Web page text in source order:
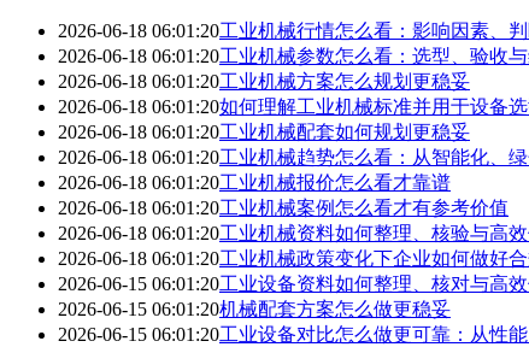
2026-06-18 06:01:20工业机械行情怎么看：影响因素、
2026-06-18 06:01:20工业机械参数怎么看：选型、验收
2026-06-18 06:01:20工业机械方案怎么规划更稳妥
2026-06-18 06:01:20如何理解工业机械标准并用于设备
2026-06-18 06:01:20工业机械配套如何规划更稳妥
2026-06-18 06:01:20工业机械趋势怎么看：从智能化、
2026-06-18 06:01:20工业机械报价怎么看才靠谱
2026-06-18 06:01:20工业机械案例怎么看才有参考价值
2026-06-18 06:01:20工业机械资料如何整理、核验与高效
2026-06-18 06:01:20工业机械政策变化下企业如何做好
2026-06-15 06:01:20工业设备资料如何整理、核对与高效
2026-06-15 06:01:20机械配套方案怎么做更稳妥
2026-06-15 06:01:20工业设备对比怎么做更可靠：从性